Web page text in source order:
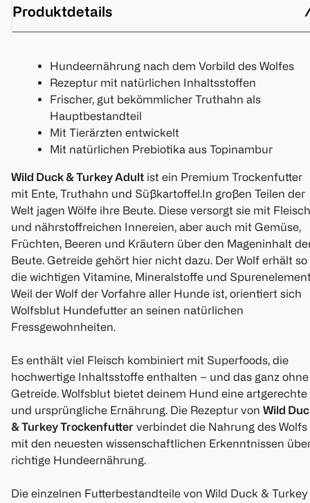
Produktdetails
Hundeernährung nach dem Vorbild des Wolfes
Rezeptur mit natürlichen Inhaltsstoffen
Frischer, gut bekömmlicher Truthahn als
Hauptbestandteil
Mit Tierärzten entwickelt
Mit natürlichen Prebiotika aus Topinambur
Wild Duck & Turkey Adult ist ein Premium Trockenfutter
mit Ente, Truthahn und Süßkartoffel.In großen Teilen der
Welt jagen Wölfe ihre Beute. Diese versorgt sie mit Fleisch
und nährstoffreichen Innereien, aber auch mit Gemüse,
Früchten, Beeren und Kräutern über den Mageninhalt
Beute. Getreide gehört hier nicht dazu. Der Wolf erhält so
die wichtigen Vitamine, Mineralstoffe und
Weil der Wolf der Vorfahre aller Hunde ist, orientiert sich
Wolfsblut Hundefutter an seinen natürlichen
Fressgewohnheiten.
Es enthält viel Fleisch kombiniert mit Superfoods, die
hochwertige Inhaltsstoffe enthalten – und das ganz ohne
Getreide. Wolfsblut bietet deinem Hund eine artgerechte
und ursprüngliche Ernährung. Die Rezeptur von Wild
& Turkey Trockenfutter verbindet die Nahrung des Wolfs
mit den neuesten wissenschaftlichen Erkenntnissen
richtige Hundeernährung.
Die einzelnen Futterbestandteile von Wild Duck & Turkey